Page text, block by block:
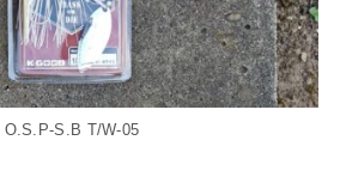
O.S.P-S.B T/W-05